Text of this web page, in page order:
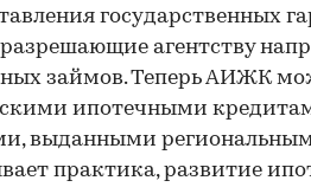
государственных
агентству
займов. Теперь АИЖК
ипотечными
выданными
практика, развитие